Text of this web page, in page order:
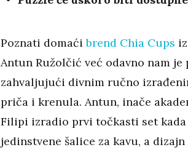
Poznati domaćibrend Chia Cups
Antun Ružolčić već odavno nam
zahvaljujući divnim ručno
priča i krenula. Antun, inače
Filipi izradio prvi točkasti set
jedinstvene šalice za kavu, a